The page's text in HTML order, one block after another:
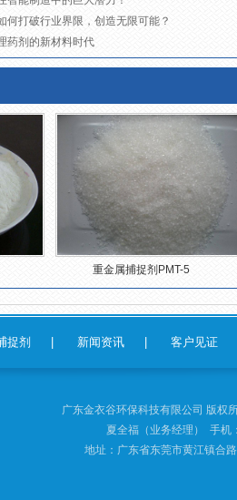
何打破行业界限，创造无限可能？
药剂的新材料时代
重金属捕捉剂PMT-5
捉剂 新闻资讯 客户见证
广东金衣谷环保科技有限公司 版权
夏全福（业务经理） 手机
地址：广东省东莞市黄江镇合